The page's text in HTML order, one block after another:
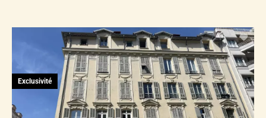
Exclusivité